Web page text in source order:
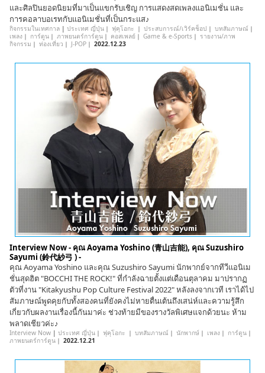
และศิลปินยอดนิยมที่มาเป็นแขกรับเชิญ การแสดงสดเพลงแอนิเมชั่น และ
การคอลาบอเรทกับแอนิเมชั่นที่เป็นกระแส♪
กิจกรรมในเทศกาล| ประเทศ ญี่ปุ่น｜ ฟุคุโอกะ ｜ ประสบการณ์/เวิร์คช็อป ｜ บทสัมภาษณ์｜
เพลง｜ การ์ตูน｜ ภาพยนตร์การ์ตูน｜ คอสเพลย์｜ Game & e-Sports｜ รายงาน/ภาพ
กิจกรรม ｜ ท่องเที่ยว ｜ J-POP｜ 2022.12.23
Interview Now - คุณ Aoyama Yoshino (青山吉能), คุณ Suzushiro
Sayumi (鈴代紗弓 ) -
คุณ Aoyama Yoshino และคุณ Suzushiro Sayumi นักพากย์จากทีวีแอนิเม
ชั่นสุดฮิต "BOCCHI THE ROCK!" ที่กำลังฉายตั้งแต่เดือนตุลาคม มาปรากฏ
ตัวที่งาน "Kitakyushu Pop Culture Festival 2022" หลังลงจากเวที เราได้ไป
สัมภาษณ์พูดคุยกับทั้งสองคนที่ยังคงไม่หายตื่นเต้นถึงเสน่ห์และความรู้สึก
เกี่ยวกับผลงานเรื่องนี้กันมาค่ะ ช่วงท้ายมีของรางวัลพิเศษแจกด้วยนะ ห้าม
พลาดเชียวค่ะ♪
Interview Now| ประเทศ ญี่ปุ่น｜ ฟุคุโอกะ ｜ บทสัมภาษณ์｜ นักพากษ์｜ เพลง｜ การ์ตูน｜
ภาพยนตร์การ์ตูน｜ 2022.12.21